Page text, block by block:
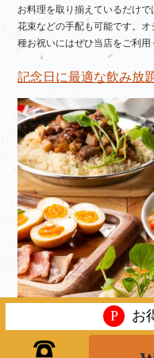
お料理を取り揃えているだけ
花束などの手配も可能です。
種お祝いにはぜひ当店をご利用
記念日に最適な飲み放
P お